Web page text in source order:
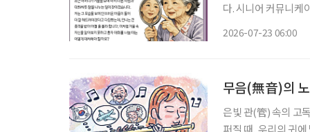
다. 시니어 커뮤니케
2026-07-23 06:00
무음(無音)의
은빛 관(管) 속의 고
퍼질 때, 우리의 귀